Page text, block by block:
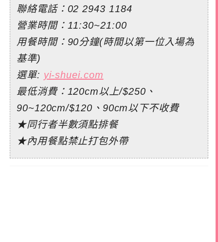
聯絡電話：02 2943 1184
營業時間：11:30~21:00
用餐時間：90分鐘(時間以第一位入場為
基準)
選單: yi-shuei.com
最低消費：120cm以上/$250、
90~120cm/$120、90cm以下不收費
★同行者半數須點排餐
★內用餐點禁止打包外帶